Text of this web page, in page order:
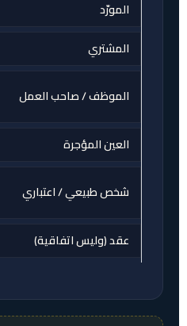
المورّد
المشتري
الموظف / صاحب العمل
العين المؤجرة
شخص طبيعي / اعتباري
عقد (وليس اتفاقية)